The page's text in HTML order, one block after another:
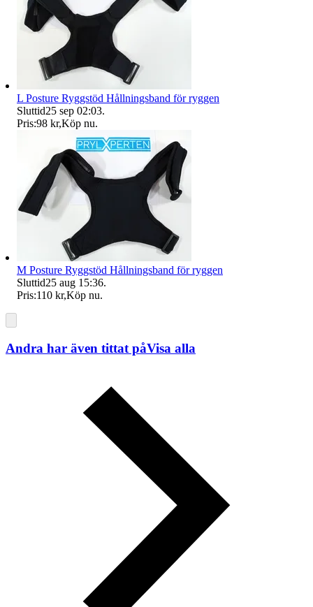
L Posture Ryggstöd Hållningsband för ryggen
Sluttid25 sep 02:03.
Pris:98 kr,Köp nu.
M Posture Ryggstöd Hållningsband för ryggen
Sluttid25 aug 15:36.
Pris:110 kr,Köp nu.
Andra har även tittat påVisa alla